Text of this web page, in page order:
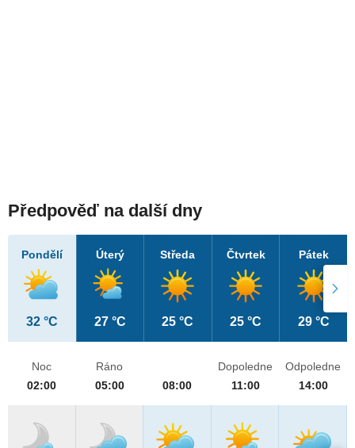
Předpověď na další dny
Pondělí
32 °C
Úterý
27 °C
Středa
25 °C
Čtvrtek
25 °C
Pátek
29 °C
Noc
02:00
Ráno
05:00
08:00
Dopoledne
11:00
Odpoledne
14:00